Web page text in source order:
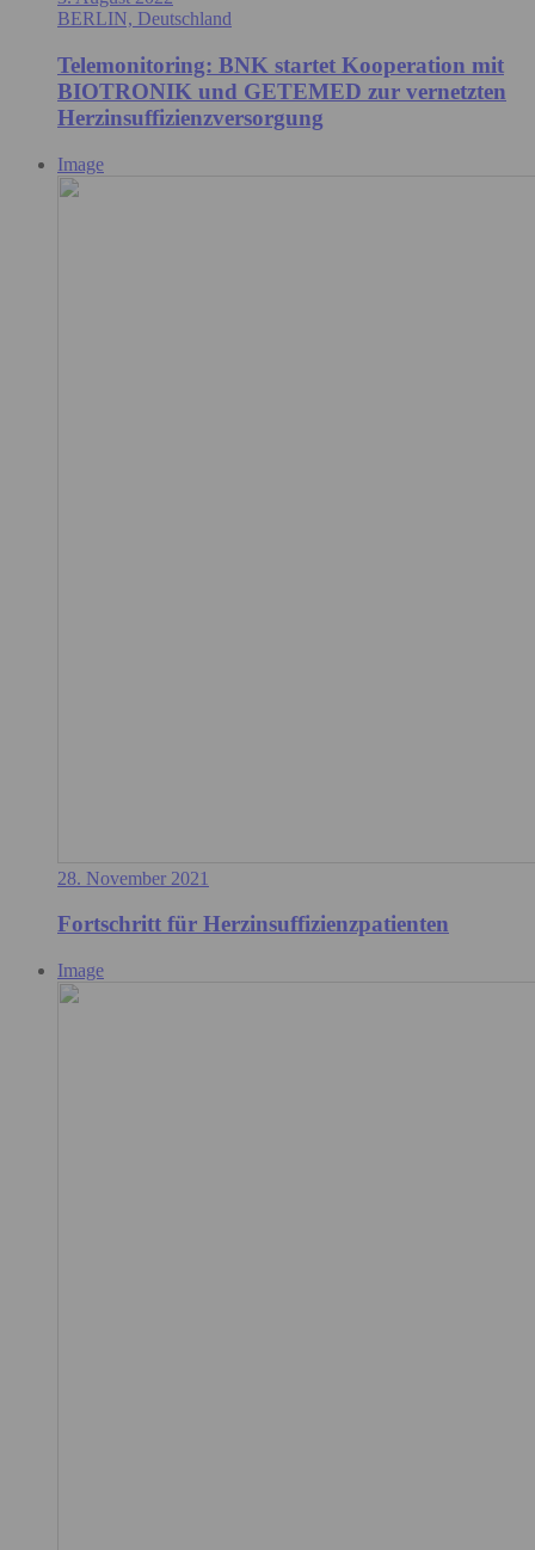
BERLIN, Deutschland
Telemonitoring: BNK startet Kooperation mit
BIOTRONIK und GETEMED zur vernetzten
Herzinsuffizienzversorgung
Image
28. November 2021
Fortschritt für Herzinsuffizienzpatienten
Image